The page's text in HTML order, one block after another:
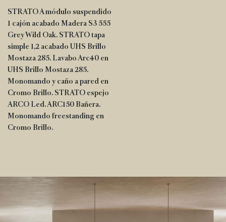
STRATO A módulo suspendido
1 cajón acabado Madera S3 555
Grey Wild Oak. STRATO tapa
simple 1,2 acabado UHS Brillo
Mostaza 285. Lavabo Arc40 en
UHS Brillo Mostaza 285.
Monomando y caño a pared en
Cromo Brillo. STRATO espejo
ARCO Led. ARC150 Bañera.
Monomando freestanding en
Cromo Brillo.